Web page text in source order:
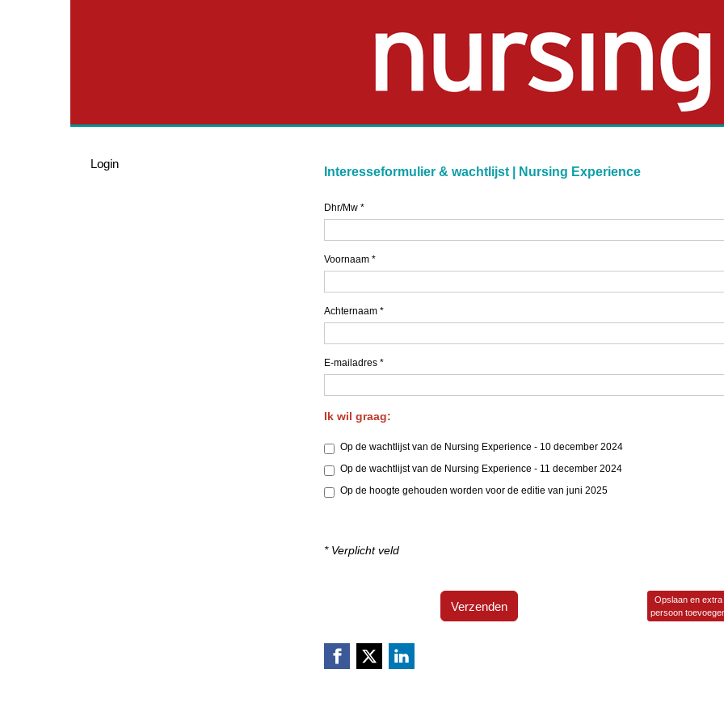
Login
Interesseformulier & wachtlijst | Nursing Experience
Dhr/Mw*
Voornaam*
Achternaam*
E-mailadres*
Ik wil graag:
Op de wachtlijst van de Nursing Experience - 10 december 2024
Op de wachtlijst van de Nursing Experience - 11 december 2024
Op de hoogte gehouden worden voor de editie van juni 2025
* Verplicht veld
Verzenden
Opslaan en extra
persoon